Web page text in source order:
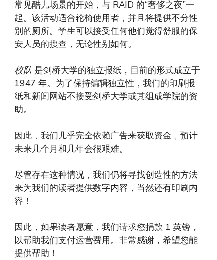
常见酷儿场景的开始，与 RAID 的“奢侈之夜”一
起。该活动适合轮椅使用者，并且将提供不分性
别的厕所。学生可以接受任何他们觉得舒服的保
安人员的搜查，无论性别如何。
校队 是剑桥大学的独立报纸，目前的形式成立于
1947 年。为了保持编辑独立性，我们的印刷报
纸和新闻网站不接受剑桥大学或其组成学院的资
助。
因此，我们几乎完全依赖广告来获取资金，预计
未来几个月和几年会很艰难。
尽管存在这种情况，我们仍将寻找创造性的方法
来为我们的读者提供数字内容，当然还有印刷内
容！
因此，如果读者愿意，我们请求您捐款 1 英镑，
以帮助我们支付运营费用。非常感谢，希望您能
提供帮助！